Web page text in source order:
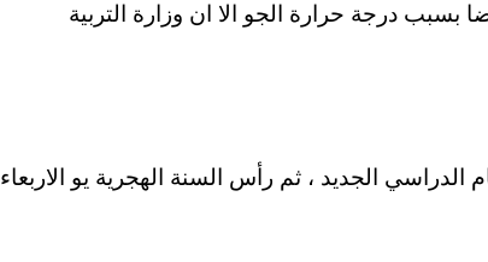
بسبب درجة حرارة الجو الا ان وزارة التربية
اجازة رسمية في العام الدراسي الجديد ، ثم رأس السنة الهجرية يو الاربعاء